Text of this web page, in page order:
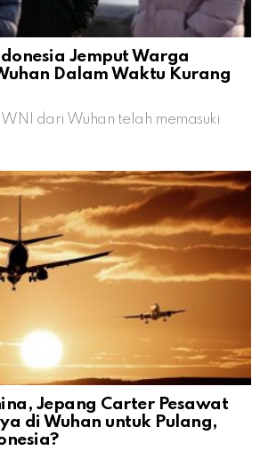
Jemput Warga
Dalam Waktu Kurang
dari Wuhan telah memasuki
Jepang Carter Pesawat
di Wuhan untuk Pulang,